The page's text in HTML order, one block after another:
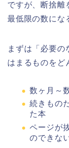
ですが、断捨離
最低限の数にな
まずは「必要の
はまるものをど
数ヶ月～
続きもの
た本
ページが
のできな